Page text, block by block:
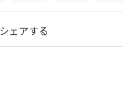
シェアする